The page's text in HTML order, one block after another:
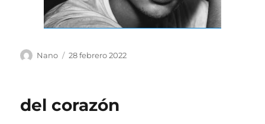
Autor
Nano
Publicado
28 febrero 2022
del corazón